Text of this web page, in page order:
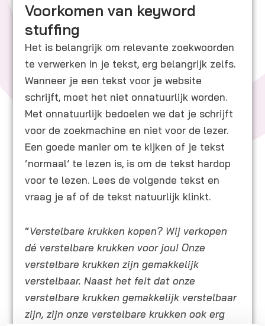
Voorkomen van keyword
stuffing
Het is belangrijk om relevante zoekwoorden
te verwerken in je tekst, erg belangrijk zelfs.
Wanneer je een tekst voor je website
schrijft, moet het niet onnatuurlijk worden.
Met onnatuurlijk bedoelen we dat je schrijft
voor de zoekmachine en niet voor de lezer.
Een goede manier om te kijken of je tekst
‘normaal’ te lezen is, is om de tekst hardop
voor te lezen. Lees de volgende tekst en
vraag je af of de tekst natuurlijk klinkt.
“Verstelbare krukken kopen? Wij verkopen
dé verstelbare krukken voor jou! Onze
verstelbare krukken zijn gemakkelijk
verstelbaar. Naast het feit dat onze
verstelbare krukken gemakkelijk verstelbaar
zijn, zijn onze verstelbare krukken ook erg